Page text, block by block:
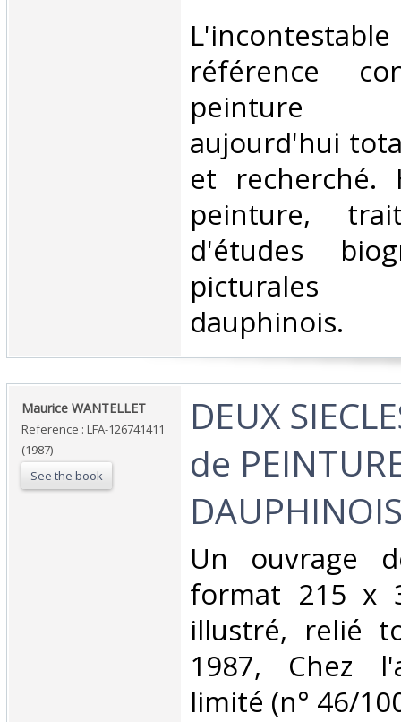
référence
peinture
aujourd'hui
et recherché.
peinture,
d'études
dauphinois. ‎
‎Maurice WANTELLET‎
Reference : LFA-126741411
(1987)
See the book
‎DEUX
de
‎Un ouvrage
format 215 x
illustré, relié
1987, Chez
limité (n° 46/